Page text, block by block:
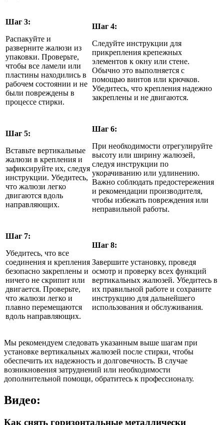
Шаг 3:
Распакуйте и
разверните жалюзи из
упаковки. Проверьте,
чтобы все ламели или
пластины находились в
рабочем состоянии и не
были повреждены в
процессе стирки.
Шаг 4:
Следуйте инструкции для
прикрепления крепежных
элементов к окну или стене.
Обычно это выполняется с
помощью винтов или крючков.
Убедитесь, что крепления надежно
закреплены и не двигаются.
Шаг 5:
Вставьте вертикальные
жалюзи в крепления и
зафиксируйте их, следуя
инструкции. Убедитесь,
что жалюзи легко
двигаются вдоль
направляющих.
Шаг 6:
При необходимости отрегулируйте
высоту или ширину жалюзей,
следуя инструкции по
укорачиванию или удлинению.
Важно соблюдать предостережения
и рекомендации производителя,
чтобы избежать повреждения или
неправильной работы.
Шаг 7:
Убедитесь, что все
соединения и крепления
безопасно закреплены и
ничего не скрипит или
двигается. Проверьте,
что жалюзи легко и
плавно перемещаются
вдоль направляющих.
Шаг 8:
Завершите установку, проведя
осмотр и проверку всех функций
вертикальных жалюзей. Убедитесь в
их правильной работе и сохраните
инструкцию для дальнейшего
использования и обслуживания.
Мы рекомендуем следовать указанным выше шагам при
установке вертикальных жалюзей после стирки, чтобы
обеспечить их надежность и долговечность. В случае
возникновения затруднений или необходимости
дополнительной помощи, обратитесь к профессионалу.
Видео:
Как снять горизонтальные металлически